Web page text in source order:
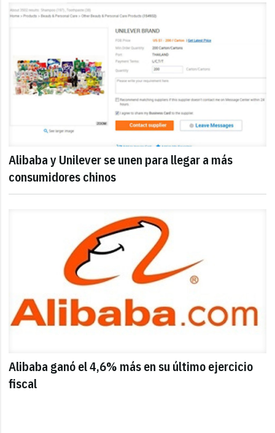
Alibaba y Unilever se unen para llegar a más
consumidores chinos
Alibaba ganó el 4,6% más en su último ejercicio
fiscal